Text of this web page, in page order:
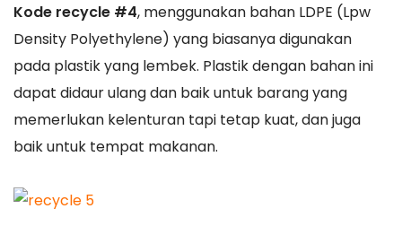
Kode recycle #4, menggunakan bahan LDPE (Lpw
Density Polyethylene) yang biasanya digunakan
pada plastik yang lembek. Plastik dengan bahan ini
dapat didaur ulang dan baik untuk barang yang
memerlukan kelenturan tapi tetap kuat, dan juga
baik untuk tempat makanan.